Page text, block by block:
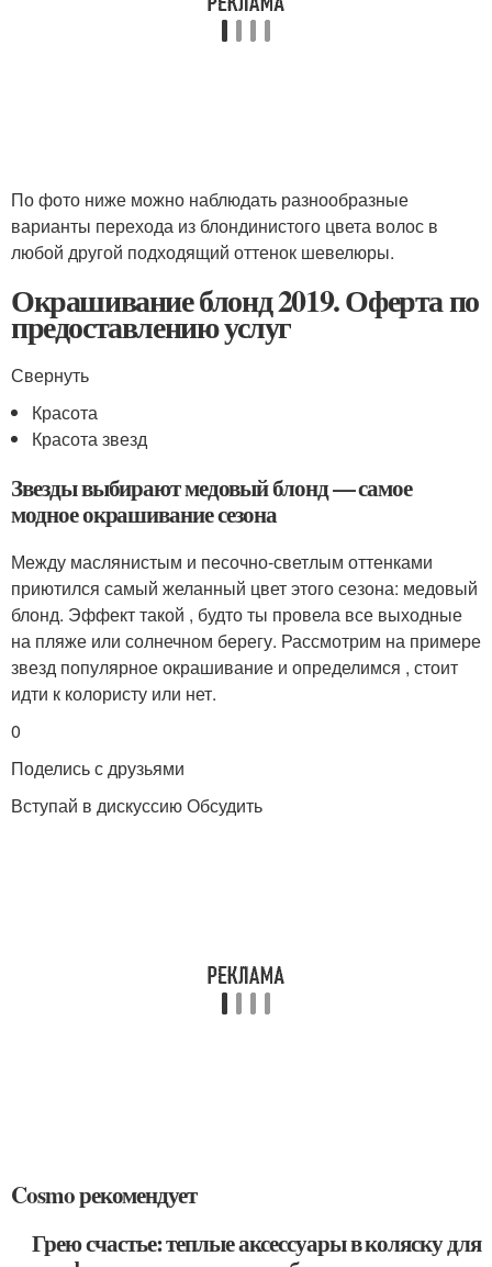
По фото ниже можно наблюдать разнообразные
варианты перехода из блондинистого цвета волос в
любой другой подходящий оттенок шевелюры.
Окрашивание блонд 2019. Оферта по
предоставлению услуг
Свернуть
Красота
Красота звезд
Звезды выбирают медовый блонд — самое
модное окрашивание сезона
Между маслянистым и песочно-светлым оттенками
приютился самый желанный цвет этого сезона: медовый
блонд. Эффект такой , будто ты провела все выходные
на пляже или солнечном берегу. Рассмотрим на примере
звезд популярное окрашивание и определимся , стоит
идти к колористу или нет.
0
Поделись с друзьями
Вступай в дискуссию Обсудить
Cosmo рекомендует
Грею счастье: теплые аксессуары в коляску для